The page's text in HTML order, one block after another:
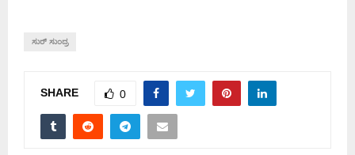
ಸುರ್ ಸುಂದ್ರ
SHARE 0